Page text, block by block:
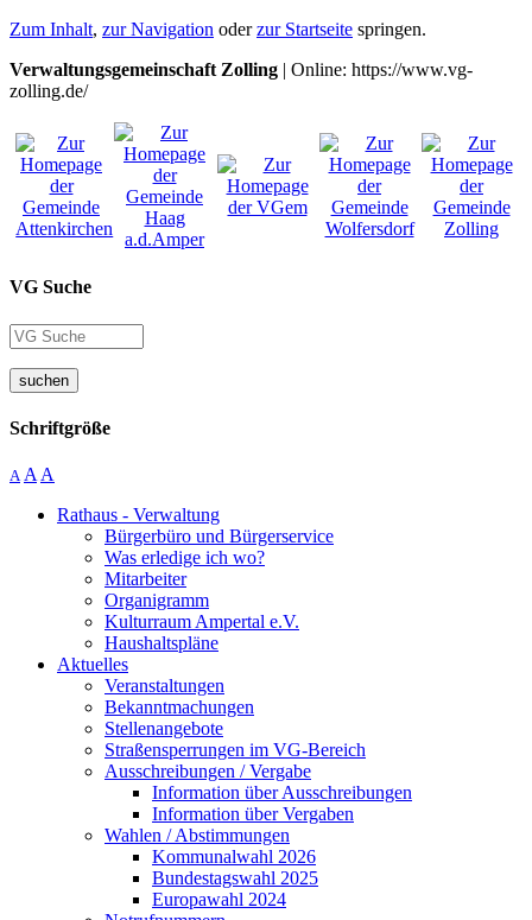
Zum Inhalt, zur Navigation oderzur Startseite springen.
Verwaltungsgemeinschaft Zolling | Online: https://www.vg-
zolling.de/
VG Suche
suchen
Schriftgröße
A A A
Rathaus - Verwaltung
Bürgerbüro und Bürgerservice
Was erledige ich wo?
Mitarbeiter
Organigramm
Kulturraum Ampertal e.V.
Haushaltspläne
Aktuelles
Veranstaltungen
Bekanntmachungen
Stellenangebote
Straßensperrungen im VG-Bereich
Ausschreibungen / Vergabe
Information über Ausschreibungen
Information über Vergaben
Wahlen / Abstimmungen
Kommunalwahl 2026
Bundestagswahl 2025
Europawahl 2024